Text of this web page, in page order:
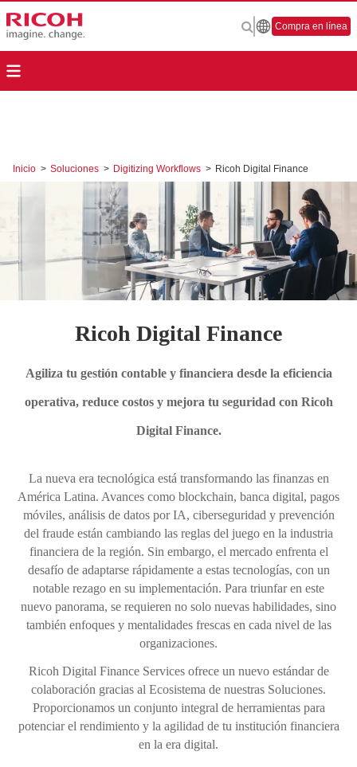
Compra en línea
Inicio > Soluciones > Digitizing Workflows > Ricoh Digital Finance
Ricoh Digital Finance
Agiliza tu gestión contable y financiera desde la eficiencia
operativa, reduce costos y mejora tu seguridad con Ricoh
Digital Finance.
La nueva era tecnológica está transformando las finanzas en
América Latina. Avances como blockchain, banca digital, pagos
móviles, análisis de datos por IA, ciberseguridad y prevención
del fraude están cambiando las reglas del juego en la industria
financiera de la región. Sin embargo, el mercado enfrenta el
desafío de adaptarse rápidamente a estas tecnologías, con un
notable rezago en su implementación. Para triunfar en este
nuevo panorama, se requieren no solo nuevas habilidades, sino
también enfoques y mentalidades frescas en cada nivel de las
organizaciones.
Ricoh Digital Finance Services ofrece un nuevo estándar de
colaboración gracias al Ecosistema de nuestras Soluciones.
Proporcionamos un conjunto integral de herramientas para
potenciar el rendimiento y la agilidad de tu institución financiera
en la era digital.